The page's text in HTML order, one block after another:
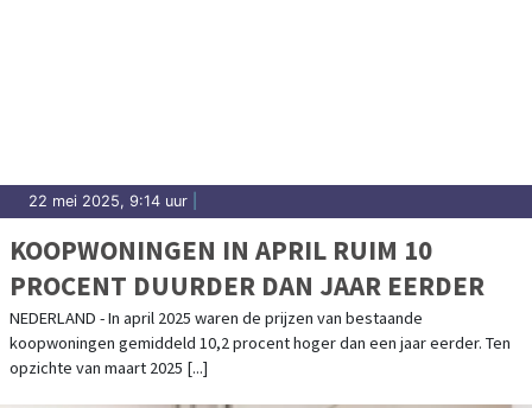
22 mei 2025, 9:14 uur
KOOPWONINGEN IN APRIL RUIM 10
PROCENT DUURDER DAN JAAR EERDER
NEDERLAND - In april 2025 waren de prijzen van bestaande
koopwoningen gemiddeld 10,2 procent hoger dan een jaar eerder. Ten
opzichte van maart 2025 [...]